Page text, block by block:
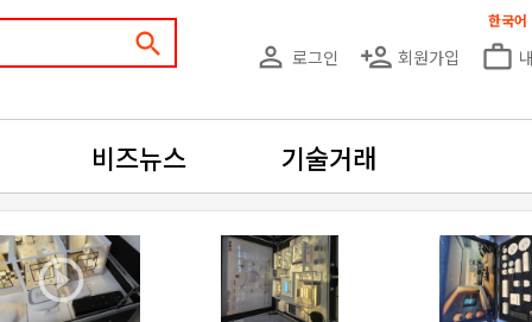
search person_outline 로그인 person_add 회원가입 work_outline
한국어
비즈뉴스 기술거래